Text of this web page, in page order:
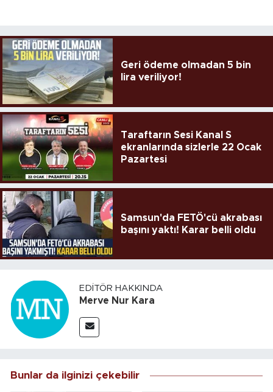
Geri ödeme olmadan 5 bin
lira veriliyor!
Taraftarın Sesi Kanal S
ekranlarında sizlerle 22 Ocak
Pazartesi
Samsun'da FETÖ'cü akrabası
başını yaktı! Karar belli oldu
EDITÖR HAKKINDA
Merve Nur Kara
Bunlar da ilginizi çekebilir